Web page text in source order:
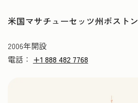
米国マサチューセッツ州ボストン
2006年開設
電話： +1 888 482 7768